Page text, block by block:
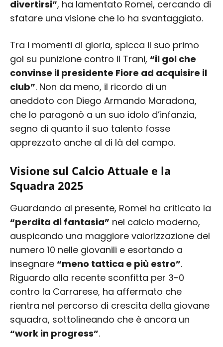
divertirsi”, ha lamentato Romei, cercando di
sfatare una visione che lo ha svantaggiato.
Tra i momenti di gloria, spicca il suo primo
gol su punizione contro il Trani, “il gol che
convinse il presidente Fiore ad acquisire il
club”. Non da meno, il ricordo di un
aneddoto con Diego Armando Maradona,
che lo paragonò a un suo idolo d’infanzia,
segno di quanto il suo talento fosse
apprezzato anche al di là del campo.
Visione sul Calcio Attuale e la
Squadra 2025
Guardando al presente, Romei ha criticato la
“perdita di fantasia” nel calcio moderno,
auspicando una maggiore valorizzazione del
numero 10 nelle giovanili e esortando a
insegnare “meno tattica e più estro”.
Riguardo alla recente sconfitta per 3-0
contro la Carrarese, ha affermato che
rientra nel percorso di crescita della giovane
squadra, sottolineando che è ancora un
“work in progress”.